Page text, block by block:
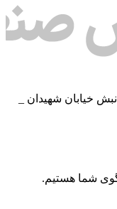
نبش خیابان شهیدان _